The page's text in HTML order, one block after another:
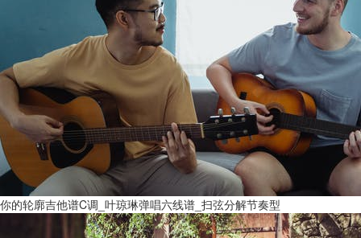
你的轮廓吉他谱C调_叶琼琳弹唱六线谱_扫弦分解节奏型